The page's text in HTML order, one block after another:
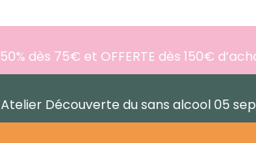
dès 75€ et OFFERTE dès 150€
Découverte du sans alcool 05